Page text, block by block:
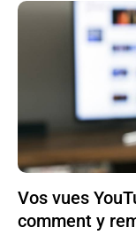
Vos vues
comment y